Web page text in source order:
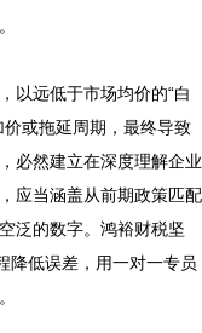
以远低于市场均价的“白
或拖延周期，最终导致
必然建立在深度理解企业
应当涵盖从前期政策匹配
泛的数字。鸿裕财税坚
降低误差，用一对一专员